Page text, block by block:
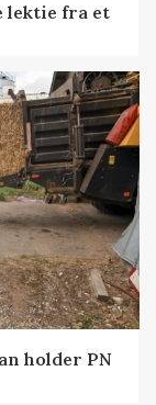
lektie fra et
holder PN